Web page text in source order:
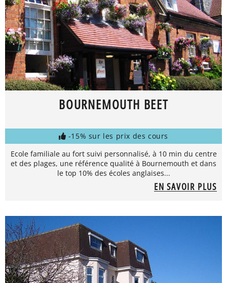
BOURNEMOUTH BEET
-15% sur les prix des cours
Ecole familiale au fort suivi personnalisé, à 10 min du centre
et des plages, une référence qualité à Bournemouth et dans
le top 10% des écoles anglaises...
EN SAVOIR PLUS